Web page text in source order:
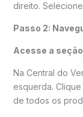
direito.
Passo 2:
Acesse a
Na Central do
esquerda. Clique
de todos os